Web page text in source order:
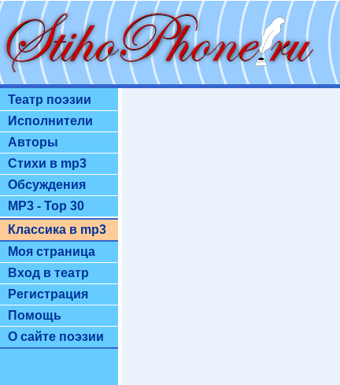
Театр поэзии
Исполнители
Авторы
Стихи в mp3
Обсуждения
MP3 - Top 30
Классика в mp3
Моя страница
Вход в театр
Регистрация
Помощь
О сайте поэзии